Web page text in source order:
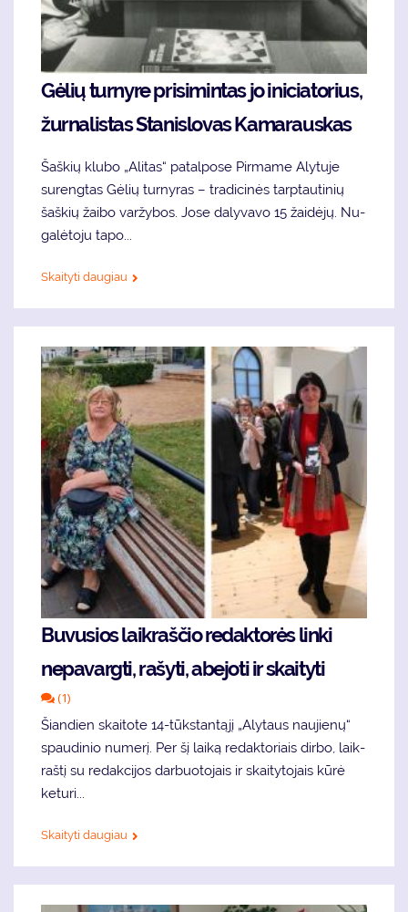
Gė­lių tur­ny­re pri­si­min­tas jo ini­cia­to­rius,
žurnalistas Sta­nis­lo­vas Ka­ma­raus­kas
Šaš­kių klu­bo „Ali­tas“ pa­tal­po­se Pirmame Alytuje
surengtas Gė­lių tur­ny­ras – tra­di­ci­nės tarp­tau­ti­nių
šaš­kių žai­bo var­žy­bos. Jo­se da­ly­va­vo 15 žai­dė­jų. Nu­
ga­lė­to­ju ta­po...
Skaityti daugiau
Buvusios laikraščio redaktorės linki
nepavargti, rašyti, abejoti ir skaityti
(1)
Šian­dien skai­to­te 14-tūks­tan­tą­jį „Aly­taus nau­jie­nų“
spau­di­nio nu­me­rį. Per šį lai­ką re­dak­to­riais dir­bo, laik­
raš­tį su re­dak­ci­jos dar­buo­to­jais ir skai­ty­to­jais kū­rė
ke­tu­ri...
Skaityti daugiau